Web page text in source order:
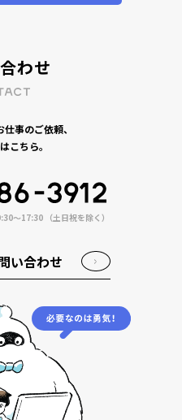
わせ
事のご依頼、
こちら。
〜17:30 （土日祝を除く）
い合わせ